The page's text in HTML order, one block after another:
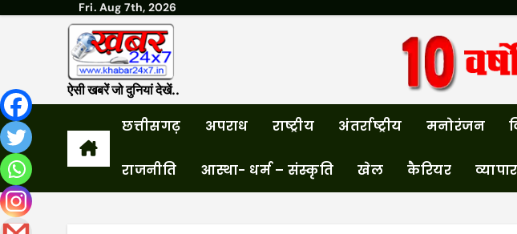
Fri. Aug 7th, 2026
ऐसी खबरें जो दुनियां देखें..
छत्तीसगढ़ अपराध राष्ट्रीय अंतर्राष्ट्रीय मनोरंजन
राजनीति आस्था- धर्म – संस्कृति खेल कैरियर